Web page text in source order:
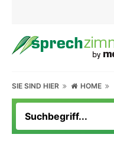
SIE SIND HIER HOME